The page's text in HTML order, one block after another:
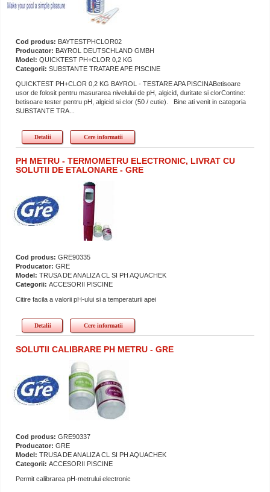
Cod produs: BAYTESTPHCLOR02
Producator: BAYROL DEUTSCHLAND GMBH
Model: QUICKTEST PH+CLOR 0,2 KG
Categorii: SUBSTANTE TRATARE APE PISCINE
QUICKTEST PH+CLOR 0,2 KG BAYROL - TESTARE APA PISCINABetisoare
usor de folosit pentru masurarea nivelului de pH, algicid, duritate si clorContine:
betisoare tester pentru pH, algicid si clor (50 / cutie). Bine ati venit in categoria
SUBSTANTE TRA...
Detalii Cere informatii
PH METRU - TERMOMETRU ELECTRONIC, LIVRAT CU
SOLUTII DE ETALONARE - GRE
Cod produs: GRE90335
Producator: GRE
Model: TRUSA DE ANALIZA CL SI PH AQUACHEK
Categorii: ACCESORII PISCINE
Citire facila a valorii pH-ului si a temperaturii apei
Detalii Cere informatii
SOLUTII CALIBRARE PH METRU - GRE
Cod produs: GRE90337
Producator: GRE
Model: TRUSA DE ANALIZA CL SI PH AQUACHEK
Categorii: ACCESORII PISCINE
Permit calibrarea pH-metrului electronic